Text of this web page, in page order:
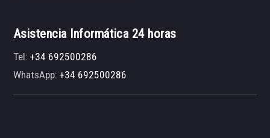
Asistencia Informática 24 horas
Tel:+34 692500286
WhatsApp:+34 692500286